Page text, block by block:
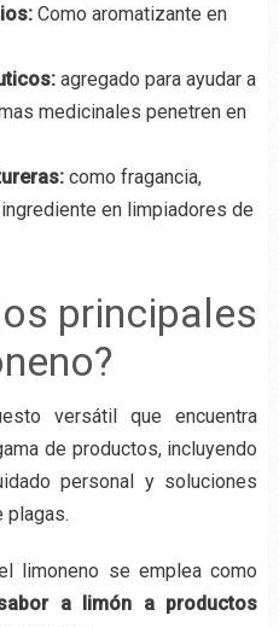
Como aromatizante en
agregado para ayudar a
medicinales penetren en
como fragancia,
en limpiadores de
principales
versátil que encuentra
de productos, incluyendo
personal y soluciones
plagas.
limoneno se emplea como
a limón a productos